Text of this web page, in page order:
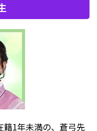
籍1年未満の、蒼弓先